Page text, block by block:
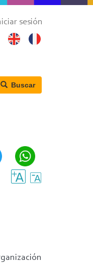
sesión
Buscar